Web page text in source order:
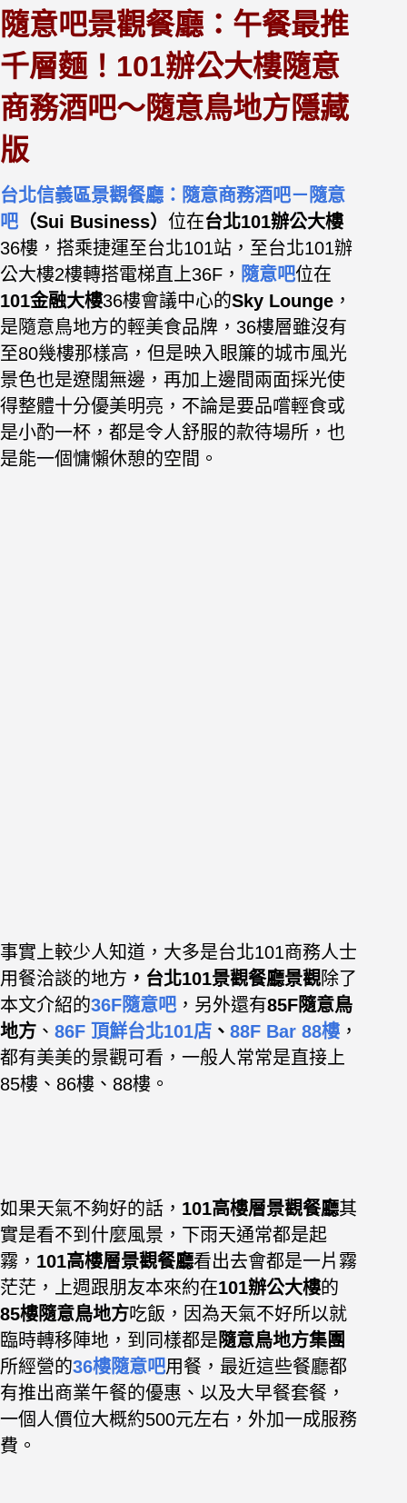
隨意吧景觀餐廳：午餐最推
千層麵！101辦公大樓隨意
商務酒吧～隨意鳥地方隱藏
版
台北信義區景觀餐廳：隨意商務酒吧－隨意
吧 （Sui Business） 位在台北101辦公大樓
36樓， 搭乘捷運至台北101站，至台北101辦
公大樓2樓轉搭電梯直上36F， 隨意吧位在
101金融大樓36樓會議中心的Sky Lounge ，
是隨意鳥地方的輕美食品牌，36樓層雖沒有
至80幾樓那樣高，但是映入眼簾的城市風光
景色也是遼闊無邊，再加上邊間兩面採光使
得整體十分優美明亮，不論是要品嚐輕食或
是小酌一杯，都是令人舒服的款待場所，也
是能一個慵懶休憩的空間。
事實上較少人知道，大多是台北101商務人士
用餐洽談的地方 ， 台北101景觀餐廳景觀除了
本文介紹的36F隨意吧 ，另外還有85F隨意鳥
地方 、 86F 頂鮮台北101店 、 88F Bar 88樓 ，
都有美美的景觀可看，一般人常常是直接上
85樓、86樓、88樓。
如果天氣不夠好的話， 101高樓層景觀餐廳其
實是看不到什麼風景，下雨天通常都是起
霧， 101高樓層景觀餐廳看出去會都是一片霧
茫茫，上週跟朋友本來約在101辦公大樓的
85樓隨意鳥地方吃飯，因為天氣不好所以就
臨時轉移陣地，到同樣都是隨意鳥地方集團
所經營的36樓隨意吧用餐，最近這些餐廳都
有推出商業午餐的優惠、以及大早餐套餐，
一個人價位大概約500元左右，外加一成服務
費。